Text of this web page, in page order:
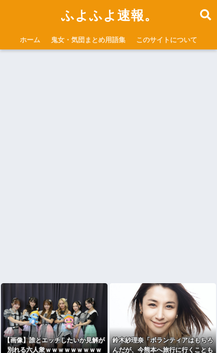
ふよふよ速報。
ホーム 鬼女・気団まとめ用語集 このサイトについて
【画像】誰とエッチしたいか見解が
別れる六人衆ｗｗｗｗｗｗｗｗｗ
鈴木紗理奈「ボランティアはもちろ
んだが、今熊本へ旅行に行くことも